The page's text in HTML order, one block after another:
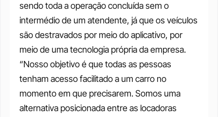
sendo toda a operação concluída sem o
intermédio de um atendente, já que os veículos
são destravados por meio do aplicativo, por
meio de uma tecnologia própria da empresa.
“Nosso objetivo é que todas as pessoas
tenham acesso facilitado a um carro no
momento em que precisarem. Somos uma
alternativa posicionada entre as locadoras